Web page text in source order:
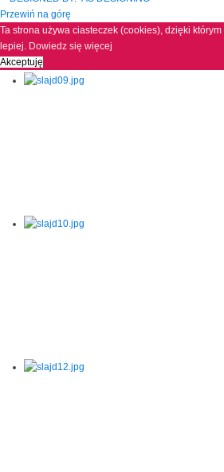
Przewiń na górę
Ta strona używa ciasteczek (cookies), dzięki
lepiej. Dowiedz się więcej
Akceptuję